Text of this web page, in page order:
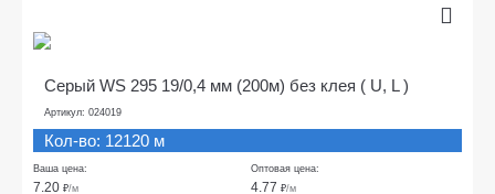
Серый WS 295 19/0,4 мм (200м) без клея ( U, L )
Артикул: 024019
Кол-во: 12120 м
Ваша цена:
7.20 ₽/м
Оптовая цена:
4.77 ₽/м